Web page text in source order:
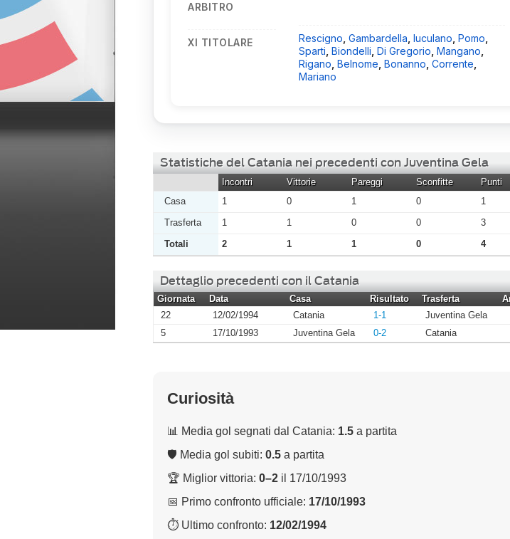
ARBITRO
XI TITOLARE Rescigno ,Gambardella ,Iuculano ,Pomo
Sparti ,Biondelli ,Di Gregorio ,Mangano
Rigano ,Belnome ,Bonanno ,Corrente
Mariano
Statistiche del Catania nei precedenti con Juventina Gela
Incontri Vittorie Pareggi Sconfitte Punti
Casa
1 0 1 0 1
Trasferta
1 1 0 0 3
Totali
2 1 1 0 4
Dettaglio precedenti con il Catania
Giornata Data Casa Risultato Trasferta
22
12/02/1994 Catania 1-1
Juventina Gela
5
17/10/1993 Juventina Gela 0-2 Catania
Curiosità
📊 Media gol segnati dal Catania: 1.5 a partita
🛡 Media gol subiti: 0.5 a partita
🏆 Miglior vittoria: 0–2 il 17/10/1993
📅 Primo confronto ufficiale: 17/10/1993
⏱ Ultimo confronto: 12/02/1994